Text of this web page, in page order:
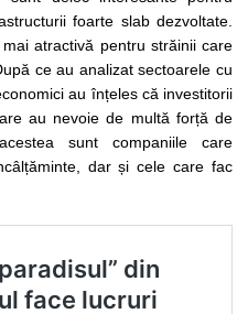
foarte slab dezvoltate.
atractivă pentru străinii care
ce au analizat sectoarele cu
au înțeles că investitorii
au nevoie de multă forță de
sunt companiile care
dar și cele care fac